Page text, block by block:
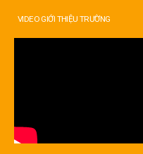
VIDEO GIỚI THIỆU TRƯỜNG